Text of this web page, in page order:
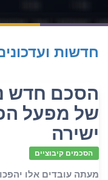
חדשות
הסכם חדש
של מפעל
ישירה
הסכמים קיבוציים
מעתה עובדים אלו